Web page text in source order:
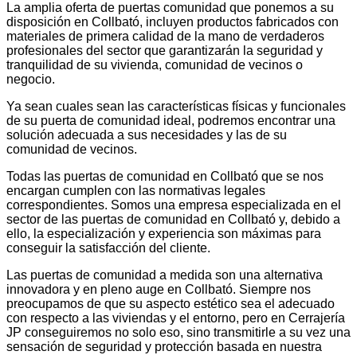
La amplia oferta de puertas comunidad que ponemos a su
disposición en Collbató, incluyen productos fabricados con
materiales de primera calidad de la mano de verdaderos
profesionales del sector que garantizarán la seguridad y
tranquilidad de su vivienda, comunidad de vecinos o
negocio.
Ya sean cuales sean las características físicas y funcionales
de su puerta de comunidad ideal, podremos encontrar una
solución adecuada a sus necesidades y las de su
comunidad de vecinos.
Todas las puertas de comunidad en Collbató que se nos
encargan cumplen con las normativas legales
correspondientes. Somos una empresa especializada en el
sector de las puertas de comunidad en Collbató y, debido a
ello, la especialización y experiencia son máximas para
conseguir la satisfacción del cliente.
Las puertas de comunidad a medida son una alternativa
innovadora y en pleno auge en Collbató. Siempre nos
preocupamos de que su aspecto estético sea el adecuado
con respecto a las viviendas y el entorno, pero en Cerrajería
JP conseguiremos no solo eso, sino transmitirle a su vez una
sensación de seguridad y protección basada en nuestra